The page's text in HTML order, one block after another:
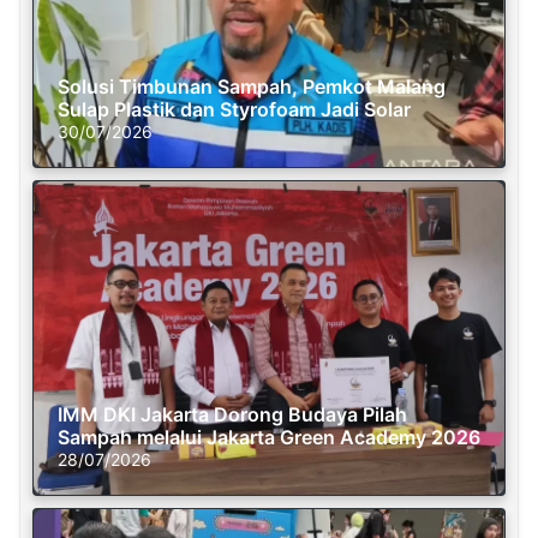
Solusi Timbunan Sampah, Pemkot Malang
Sulap Plastik dan Styrofoam Jadi Solar
30/07/2026
IMM DKI Jakarta Dorong Budaya Pilah
Sampah melalui Jakarta Green Academy 2026
28/07/2026